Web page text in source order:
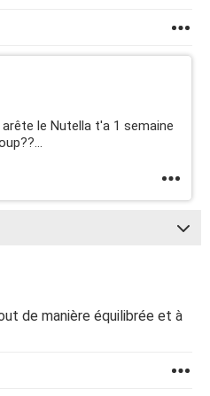
le Nutella t'a 1 semaine
de manière équilibrée et à